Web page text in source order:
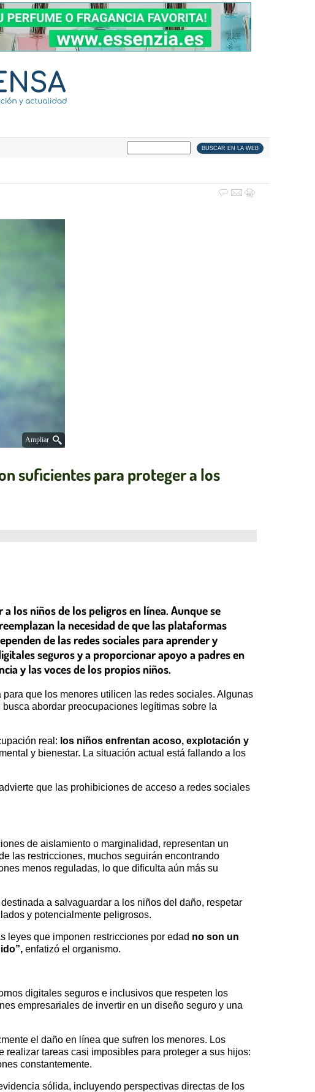
Ampliar
suficientes para proteger a los
los niños de los peligros en línea. Aunque se
la necesidad de que las plataformas
de las redes sociales para aprender y
seguros y a proporcionar apoyo a padres en
y las voces de los propios niños.
que los menores utilicen las redes sociales. Algunas
abordar preocupaciones legítimas sobre la
real: los niños enfrentan acoso, explotación y
y bienestar. La situación actual está fallando a los
que las prohibiciones de acceso a redes sociales
de aislamiento o marginalidad, representan un
las restricciones, muchos seguirán encontrando
menos reguladas, lo que dificulta aún más su
a salvaguardar a los niños del daño, respetar
y potencialmente peligrosos.
leyes que imponen restricciones por edad no son un
enfatizó el organismo.
digitales seguros e inclusivos que respeten los
empresariales de invertir en un diseño seguro y una
el daño en línea que sufren los menores. Los
tareas casi imposibles para proteger a sus hijos:
constantemente.
sólida, incluyendo perspectivas directas de los